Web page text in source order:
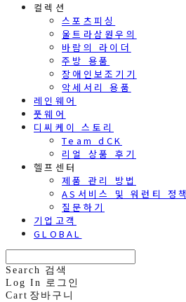
컬렉션
스포츠피싱
울트라삼원우의
바람의 라이더
주방 용품
장애인보조기기
악세서리 용품
레인웨어
풋웨어
디씨케이 스토리
Team dCK
리얼 상품 후기
헬프센터
제품 관리 방법
AS서비스 및 워런티 정책
질문하기
기업고객
GLOBAL
Search 검색
Log In 로그인
Cart 장바구니